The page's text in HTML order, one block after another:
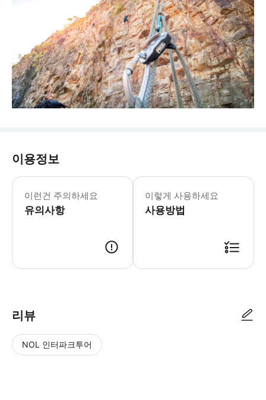
이용정보
이런건 주의하세요
유의사항
이렇게 사용하세요
사용방법
리뷰
NOL 인터파크투어